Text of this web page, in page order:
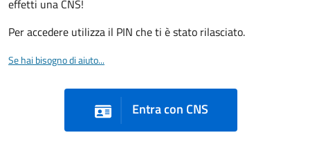
effetti una CNS!
Per accedere utilizza il PIN che ti è stato rilasciato.
Se hai bisogno di aiuto...
Entra con CNS